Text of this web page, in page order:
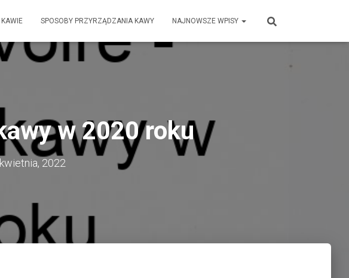
SPOSOBY PRZYRZĄDZANIA KAWY NAJNOWSZE WPISY
w 2020 roku
2022